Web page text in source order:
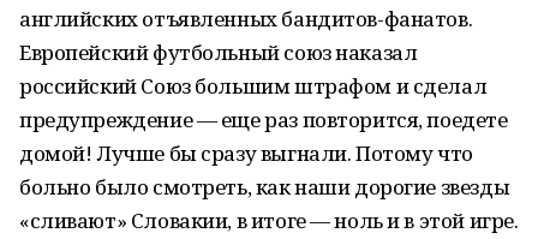
английских отъявленных бандитов-фанатов.
Европейский футбольный союз наказал
российский Союз большим штрафом и сделал
предупреждение — еще раз повторится, поедете
домой! Лучше бы сразу выгнали. Потому что
больно было смотреть, как наши дорогие звезды
«сливают» Словакии, в итоге — ноль и в этой игре.